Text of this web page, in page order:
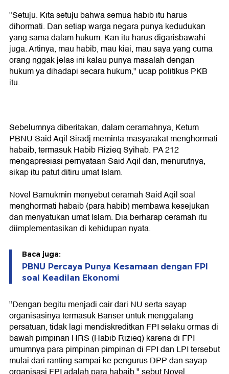
"Setuju. Kita setuju bahwa semua habib itu harus
dihormati. Dan setiap warga negara punya kedudukan
yang sama dalam hukum. Kan itu harus digarisbawahi
juga. Artinya, mau habib, mau kiai, mau saya yang cuma
orang nggak jelas ini kalau punya masalah dengan
hukum ya dihadapi secara hukum," ucap politikus PKB
itu.
Sebelumnya diberitakan, dalam ceramahnya, Ketum
PBNU Said Aqil Siradj meminta masyarakat menghormati
habaib, termasuk Habib Rizieq Syihab. PA 212
mengapresiasi pernyataan Said Aqil dan, menurutnya,
sikap itu patut ditiru umat Islam.
Novel Bamukmin menyebut ceramah Said Aqil soal
menghormati habaib (para habib) membawa kesejukan
dan menyatukan umat Islam. Dia berharap ceramah itu
diimplementasikan di kehidupan nyata.
Baca juga:
PBNU Percaya Punya Kesamaan dengan FPI
soal Keadilan Ekonomi
"Dengan begitu menjadi cair dari NU serta sayap
organisasinya termasuk Banser untuk menggalang
persatuan, tidak lagi mendiskreditkan FPI selaku ormas di
bawah pimpinan HRS (Habib Rizieq) karena di FPI
umumnya para pimpinan pimpinan di FPI dan LPI tersebut
mulai dari ranting sampai ke pengurus DPP dan sayap